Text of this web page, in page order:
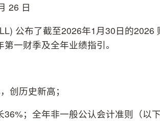
26 日
公布了截至2026年1月30日的2026
一财季及全年业绩指引。
创历史新高；
；全年非一般公认会计准则（以